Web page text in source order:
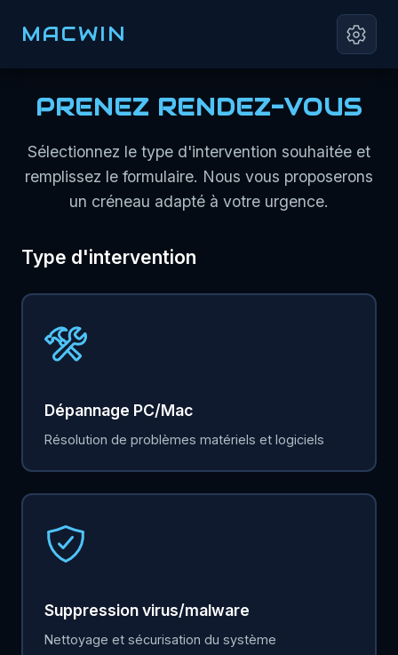
MACWIN
PRENEZ RENDEZ-VOUS
Sélectionnez le type d'intervention souhaitée et
remplissez le formulaire. Nous vous proposerons
un créneau adapté à votre urgence.
Type d'intervention
Dépannage PC/Mac
Résolution de problèmes matériels et logiciels
Suppression virus/malware
Nettoyage et sécurisation du système